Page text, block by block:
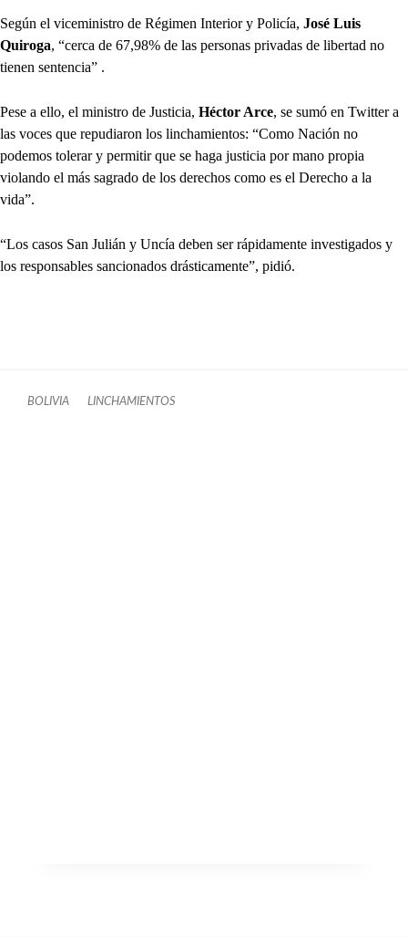
Según el viceministro de Régimen Interior y Policía, José Luis
Quiroga, “cerca de 67,98% de las personas privadas de libertad no
tienen sentencia” .
Pese a ello, el ministro de Justicia, Héctor Arce, se sumó en Twitter a
las voces que repudiaron los linchamientos: “Como Nación no
podemos tolerar y permitir que se haga justicia por mano propia
violando el más sagrado de los derechos como es el Derecho a la
vida”.
“Los casos San Julián y Uncía deben ser rápidamente investigados y
los responsables sancionados drásticamente”, pidió.
BOLIVIA LINCHAMIENTOS